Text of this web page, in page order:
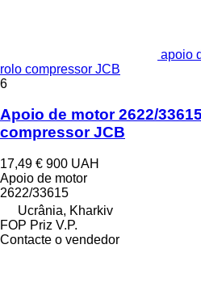
apoio
rolo compressor JCB
6
Apoio de motor 2622/
compressor JCB
17,49 € 900 UAH
Apoio de motor
2622/33615
Ucrânia, Kharkiv
FOP Priz V.P.
Contacte o vendedor